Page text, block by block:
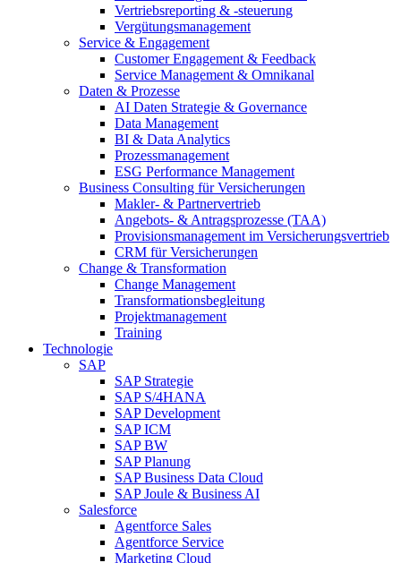
Vertriebsreporting & -steuerung
Vergütungsmanagement
Service & Engagement
Customer Engagement & Feedback
Service Management & Omnikanal
Daten & Prozesse
AI Daten Strategie & Governance
Data Management
BI & Data Analytics
Prozessmanagement
ESG Performance Management
Business Consulting für Versicherungen
Makler- & Partnervertrieb
Angebots- & Antragsprozesse (TAA)
Provisionsmanagement im Versicherungsvertrieb
CRM für Versicherungen
Change & Transformation
Change Management
Transformationsbegleitung
Projektmanagement
Training
Technologie
SAP
SAP Strategie
SAP S/4HANA
SAP Development
SAP ICM
SAP BW
SAP Planung
SAP Business Data Cloud
SAP Joule & Business AI
Salesforce
Agentforce Sales
Agentforce Service
Marketing Cloud